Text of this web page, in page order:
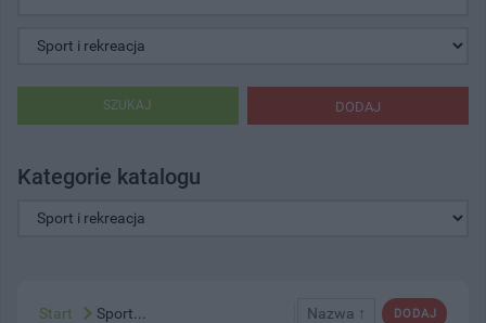
DODAJ
SZUKAJ
Kategorie katalogu
DODAJ
Nazwa ↑
Start Sport...